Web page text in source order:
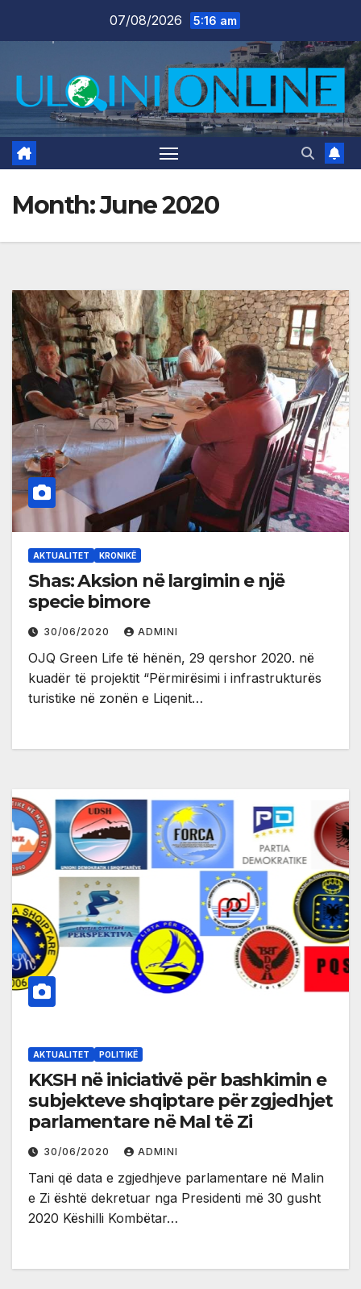
07/08/2026 5:16 am
Month:June 2020
AKTUALITET KRONIKË
Shas: Aksion në largimin e një
specie bimore
30/06/2020 ADMINI
OJQ Green Life të hënën, 29 qershor 2020. në
kuadër të projektit “Përmirësimi i infrastrukturës
turistike në zonën e Liqenit…
AKTUALITET POLITIKË
KKSH në iniciativë për bashkimin e
subjekteve shqiptare për zgjedhjet
parlamentare në Mal të Zi
30/06/2020 ADMINI
Tani që data e zgjedhjeve parlamentare në Malin
e Zi është dekretuar nga Presidenti më 30 gusht
2020 Këshilli Kombëtar…